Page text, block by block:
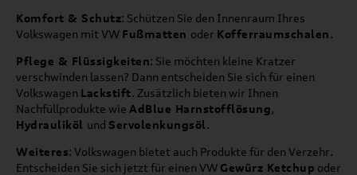
Komfort & Schutz: Schützen Sie den Innenraum Ihres
Volkswagen mit VW Fußmatten oder Kofferraumschalen.
Pflege & Flüssigkeiten: Sie möchten kleine Kratzer
verschwinden lassen? Dann entscheiden Sie sich für einen
Volkswagen Lackstift. Zusätzlich bieten wir Ihnen
Nachfüllprodukte wie AdBlue Harnstofflösung,
Hydrauliköl und Servolenkungsöl.
Weiteres: Volkswagen bietet auch Produkte für den Verzehr.
Entscheiden Sie sich jetzt für einen VW Gewürz Ketchup oder